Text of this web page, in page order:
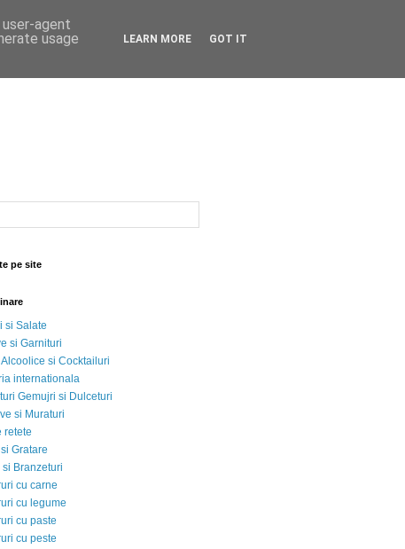
pe site
si Salate
si Garnituri
Alcoolice si Cocktailuri
internationala
Gemujri si Dulceturi
si Muraturi
retete
Gratare
si Branzeturi
cu carne
cu legume
cu paste
cu peste
agent
usage
LEARN MORE GOT IT